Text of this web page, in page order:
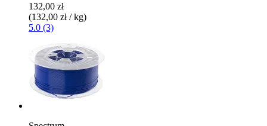
132,00 zł
(132,00 zł / kg)
5.0 (3)